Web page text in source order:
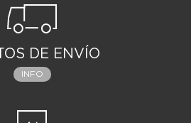
DE ENVÍO
INFO